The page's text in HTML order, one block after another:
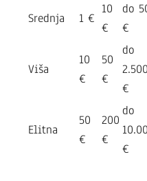
Srednja
1 €
10
€
do
€
Viša
10
€
50
€
do
2.500
€
Elitna
50
€
200
€
do
€